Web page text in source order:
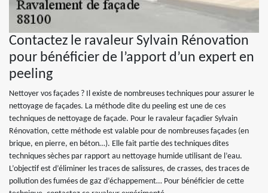
Contactez le ravaleur Sylvain Rénovation
pour bénéficier de l’apport d’un expert en
peeling
Nettoyer vos façades ? Il existe de nombreuses techniques pour assurer le
nettoyage de façades. La méthode dite du peeling est une de ces
techniques de nettoyage de façade. Pour le ravaleur façadier Sylvain
Rénovation, cette méthode est valable pour de nombreuses façades (en
brique, en pierre, en béton…). Elle fait partie des techniques dites
techniques sèches par rapport au nettoyage humide utilisant de l’eau.
L’objectif est d’éliminer les traces de salissures, de crasses, des traces de
pollution des fumées de gaz d’échappement… Pour bénéficier de cette